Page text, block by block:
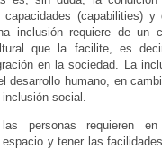
(capabilities) y
inclusión requiere de un
que la facilite, es
en la sociedad. La
desarrollo humano, en
social.
las personas requieren
y tener las